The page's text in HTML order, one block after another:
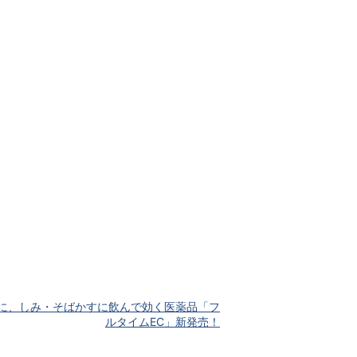
、しみ・そばかすに飲んで効く医薬品「フ
ルタイムEC」新発売！